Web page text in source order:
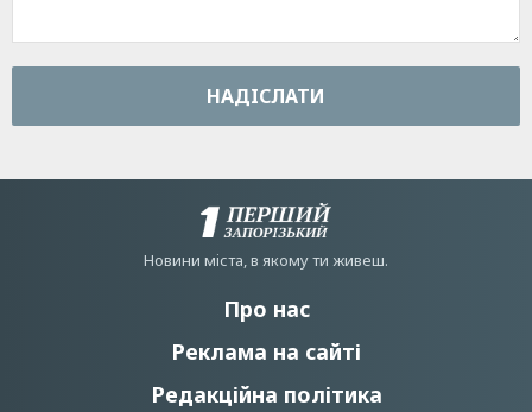
НАДIСЛАТИ
Новини мiста, в якому ти живеш.
Про нас
Реклама на сайті
Редакційна політика